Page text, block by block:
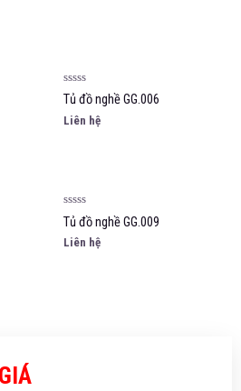
Rated
0
out
of
Tủ đồ nghề GG.006
Liên hệ
Rated
0
out
of
Tủ đồ nghề GG.009
Liên hệ